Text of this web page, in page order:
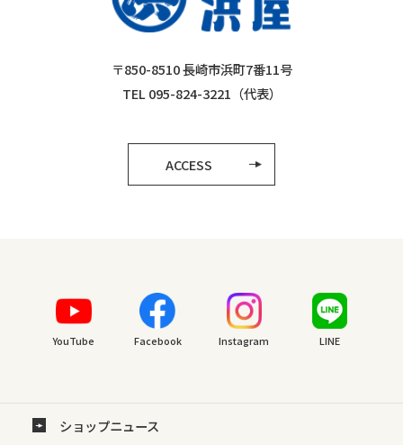
〒850-8510 長崎市浜町7番11号
TEL 095-824-3221（代表）
ACCESS
YouTube Facebook Instagram LINE
ショップニュース